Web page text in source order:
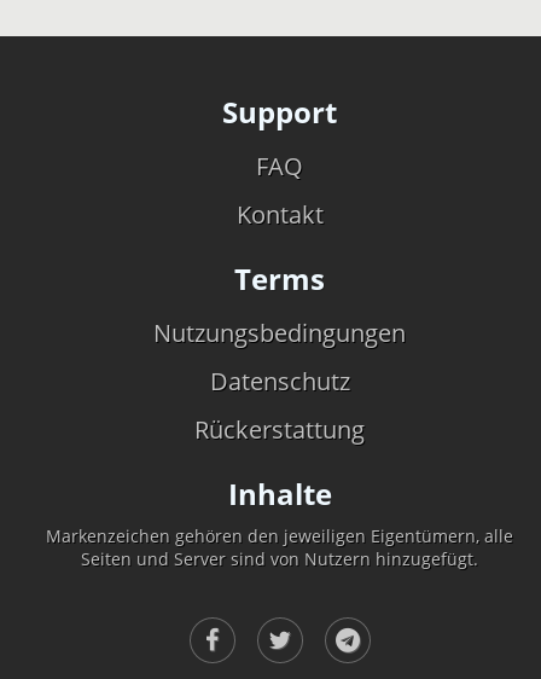
Support
FAQ
Kontakt
Terms
Nutzungsbedingungen
Datenschutz
Rückerstattung
Inhalte
Markenzeichen gehören den jeweiligen Eigentümern, alle
Seiten und Server sind von Nutzern hinzugefügt.